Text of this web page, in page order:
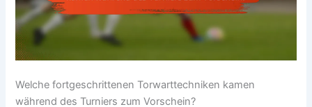
Welche fortgeschrittenen Torwarttechniken kamen
während des Turniers zum Vorschein?